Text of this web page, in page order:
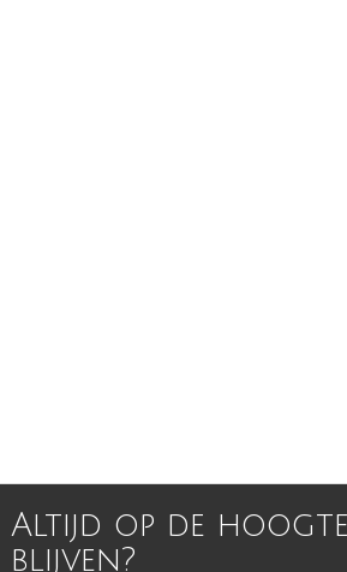
Altijd op de hoogte
blijven?